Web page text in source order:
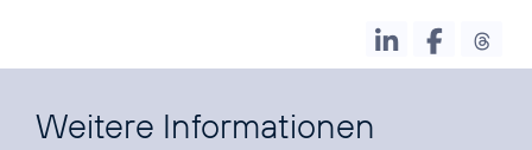
Weitere Informationen